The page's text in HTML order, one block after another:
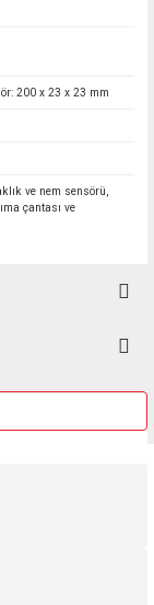
200 x 23 x 23 mm
ve nem sensörü,
çantası ve
diğer konularda
tarafımıza